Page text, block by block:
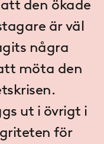
den ökade
är väl
några
möta den
ut i övrigt i
för